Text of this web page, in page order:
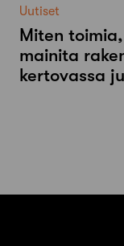
Uutiset
Miten
mainita
kertovassa